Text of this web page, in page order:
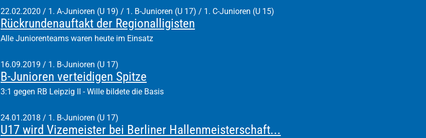
22.02.2020 / 1. A-Junioren (U 19) / 1. B-Junioren (U 17) / 1. C-Junioren (U 15)
Rückrundenauftakt der Regionalligisten
Alle Juniorenteams waren heute im Einsatz
16.09.2019 / 1. B-Junioren (U 17)
B-Junioren verteidigen Spitze
3:1 gegen RB Leipzig II - Wille bildete die Basis
24.01.2018 / 1. B-Junioren (U 17)
U17 wird Vizemeister bei Berliner Hallenmeisterschaft...